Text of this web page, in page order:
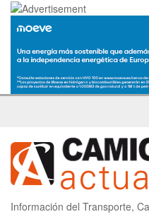
Información del Transporte,